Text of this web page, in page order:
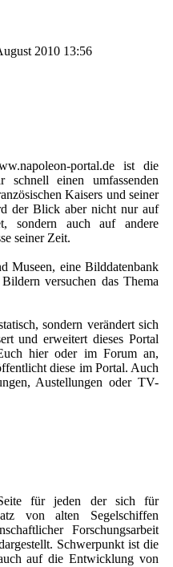
2010 13:56
portal.de ist die
schnell einen umfassenden
Kaisers und seiner
der Blick aber nicht nur auf
sondern auch auf andere
seiner Zeit.
Museen, eine Bilddatenbank
versuchen das Thema
sondern verändert sich
und erweitert dieses Portal
hier oder im Forum an,
diese im Portal. Auch
Austellungen oder TV-
für jeden der sich für
von alten Segelschiffen
Forschungsarbeit
Schwerpunkt ist die
auf die Entwicklung von